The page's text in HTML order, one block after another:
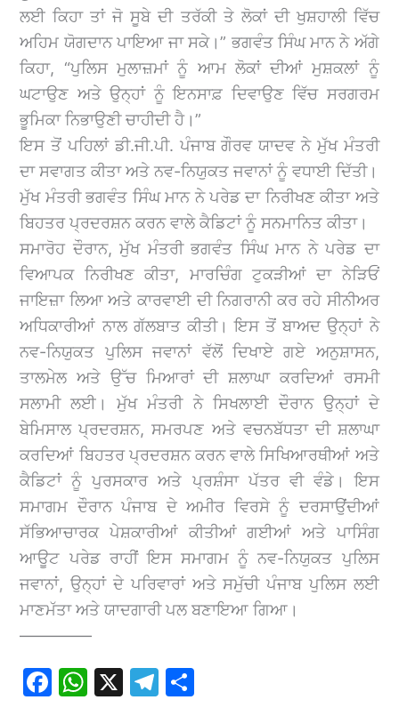
ਲਈ ਕਿਹਾ ਤਾਂ ਜੋ ਸੂਬੇ ਦੀ ਤਰੱਕੀ ਤੇ ਲੋਕਾਂ ਦੀ ਖੁਸ਼ਹਾਲੀ ਵਿੱਚ
ਅਹਿਮ ਯੋਗਦਾਨ ਪਾਇਆ ਜਾ ਸਕੇ।” ਭਗਵੰਤ ਸਿੰਘ ਮਾਨ ਨੇ ਅੱਗੇ
ਕਿਹਾ, “ਪੁਲਿਸ ਮੁਲਾਜ਼ਮਾਂ ਨੂੰ ਆਮ ਲੋਕਾਂ ਦੀਆਂ ਮੁਸ਼ਕਲਾਂ ਨੂੰ
ਘਟਾਉਣ ਅਤੇ ਉਨ੍ਹਾਂ ਨੂੰ ਇਨਸਾਫ਼ ਦਿਵਾਉਣ ਵਿੱਚ ਸਰਗਰਮ
ਭੂਮਿਕਾ ਨਿਭਾਉਣੀ ਚਾਹੀਦੀ ਹੈ।”
ਇਸ ਤੋਂ ਪਹਿਲਾਂ ਡੀ.ਜੀ.ਪੀ. ਪੰਜਾਬ ਗੌਰਵ ਯਾਦਵ ਨੇ ਮੁੱਖ ਮੰਤਰੀ
ਦਾ ਸਵਾਗਤ ਕੀਤਾ ਅਤੇ ਨਵ-ਨਿਯੁਕਤ ਜਵਾਨਾਂ ਨੂੰ ਵਧਾਈ ਦਿੱਤੀ।
ਮੁੱਖ ਮੰਤਰੀ ਭਗਵੰਤ ਸਿੰਘ ਮਾਨ ਨੇ ਪਰੇਡ ਦਾ ਨਿਰੀਖਣ ਕੀਤਾ ਅਤੇ
ਬਿਹਤਰ ਪ੍ਰਦਰਸ਼ਨ ਕਰਨ ਵਾਲੇ ਕੈਡਿਟਾਂ ਨੂੰ ਸਨਮਾਨਿਤ ਕੀਤਾ।
ਸਮਾਰੋਹ ਦੌਰਾਨ, ਮੁੱਖ ਮੰਤਰੀ ਭਗਵੰਤ ਸਿੰਘ ਮਾਨ ਨੇ ਪਰੇਡ ਦਾ
ਵਿਆਪਕ ਨਿਰੀਖਣ ਕੀਤਾ, ਮਾਰਚਿੰਗ ਟੁਕੜੀਆਂ ਦਾ ਨੇੜਿਓਂ
ਜਾਇਜ਼ਾ ਲਿਆ ਅਤੇ ਕਾਰਵਾਈ ਦੀ ਨਿਗਰਾਨੀ ਕਰ ਰਹੇ ਸੀਨੀਅਰ
ਅਧਿਕਾਰੀਆਂ ਨਾਲ ਗੱਲਬਾਤ ਕੀਤੀ। ਇਸ ਤੋਂ ਬਾਅਦ ਉਨ੍ਹਾਂ ਨੇ
ਨਵ-ਨਿਯੁਕਤ ਪੁਲਿਸ ਜਵਾਨਾਂ ਵੱਲੋਂ ਦਿਖਾਏ ਗਏ ਅਨੁਸ਼ਾਸਨ,
ਤਾਲਮੇਲ ਅਤੇ ਉੱਚ ਮਿਆਰਾਂ ਦੀ ਸ਼ਲਾਘਾ ਕਰਦਿਆਂ ਰਸਮੀ
ਸਲਾਮੀ ਲਈ। ਮੁੱਖ ਮੰਤਰੀ ਨੇ ਸਿਖਲਾਈ ਦੌਰਾਨ ਉਨ੍ਹਾਂ ਦੇ
ਬੇਮਿਸਾਲ ਪ੍ਰਦਰਸ਼ਨ, ਸਮਰਪਣ ਅਤੇ ਵਚਨਬੱਧਤਾ ਦੀ ਸ਼ਲਾਘਾ
ਕਰਦਿਆਂ ਬਿਹਤਰ ਪ੍ਰਦਰਸ਼ਨ ਕਰਨ ਵਾਲੇ ਸਿਖਿਆਰਥੀਆਂ ਅਤੇ
ਕੈਡਿਟਾਂ ਨੂੰ ਪੁਰਸਕਾਰ ਅਤੇ ਪ੍ਰਸ਼ੰਸਾ ਪੱਤਰ ਵੀ ਵੰਡੇ। ਇਸ
ਸਮਾਗਮ ਦੌਰਾਨ ਪੰਜਾਬ ਦੇ ਅਮੀਰ ਵਿਰਸੇ ਨੂੰ ਦਰਸਾਉਂਦੀਆਂ
ਸੱਭਿਆਚਾਰਕ ਪੇਸ਼ਕਾਰੀਆਂ ਕੀਤੀਆਂ ਗਈਆਂ ਅਤੇ ਪਾਸਿੰਗ
ਆਊਟ ਪਰੇਡ ਰਾਹੀਂ ਇਸ ਸਮਾਗਮ ਨੂੰ ਨਵ-ਨਿਯੁਕਤ ਪੁਲਿਸ
ਜਵਾਨਾਂ, ਉਨ੍ਹਾਂ ਦੇ ਪਰਿਵਾਰਾਂ ਅਤੇ ਸਮੁੱਚੀ ਪੰਜਾਬ ਪੁਲਿਸ ਲਈ
ਮਾਣਮੱਤਾ ਅਤੇ ਯਾਦਗਾਰੀ ਪਲ ਬਣਾਇਆ ਗਿਆ।
————–
F
W X
T